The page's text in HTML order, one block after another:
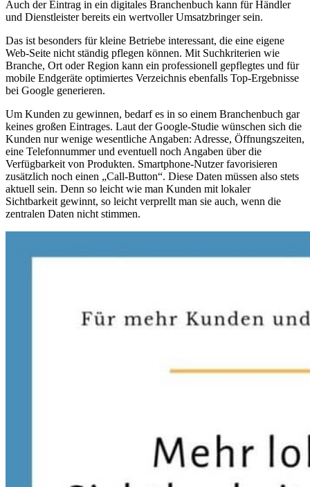
Auch der Eintrag in ein digitales Branchenbuch kann für Händler
und Dienstleister bereits ein wertvoller Umsatzbringer sein.
Das ist besonders für kleine Betriebe interessant, die eine eigene
Web-Seite nicht ständig pflegen können. Mit Suchkriterien wie
Branche, Ort oder Region kann ein professionell gepflegtes und für
mobile Endgeräte optimiertes Verzeichnis ebenfalls Top-Ergebnisse
bei Google generieren.
Um Kunden zu gewinnen, bedarf es in so einem Branchenbuch gar
keines großen Eintrages. Laut der Google-Studie wünschen sich die
Kunden nur wenige wesentliche Angaben: Adresse, Öffnungszeiten,
eine Telefonnummer und eventuell noch Angaben über die
Verfügbarkeit von Produkten. Smartphone-Nutzer favorisieren
zusätzlich noch einen „Call-Button“. Diese Daten müssen also stets
aktuell sein. Denn so leicht wie man Kunden mit lokaler
Sichtbarkeit gewinnt, so leicht verprellt man sie auch, wenn die
zentralen Daten nicht stimmen.